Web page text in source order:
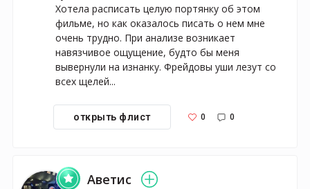
Хотела расписать целую портянку об этом
фильме, но как оказалось писать о нем мне
очень трудно. При анализе возникает
навязчивое ощущение, будто бы меня
вывернули на изнанку. Фрейдовы уши лезут со
всех щелей...
открыть флист 0 0
Аветис